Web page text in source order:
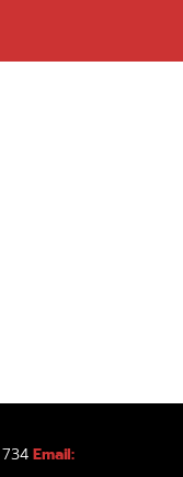
734Email: